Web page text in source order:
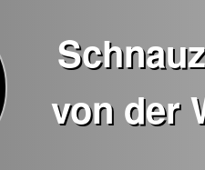
von der